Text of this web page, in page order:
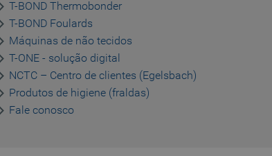
T-BOND Thermobonder
T-BOND Foulards
Máquinas de não tecidos
T-ONE - solução digital
NCTC – Centro de clientes (Egelsbach)
Produtos de higiene (fraldas)
Fale conosco
Matomo visitor ID - used to detect returning visitors
Used to remember if the user has opted out of being
tracked by Matomo